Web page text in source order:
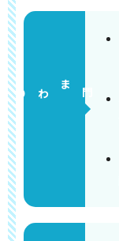
門まわり